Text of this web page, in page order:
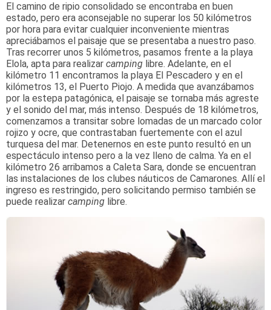
El camino de ripio consolidado se encontraba en buen
estado, pero era aconsejable no superar los 50 kilómetros
por hora para evitar cualquier inconveniente mientras
apreciábamos el paisaje que se presentaba a nuestro paso.
Tras recorrer unos 5 kilómetros, pasamos frente a la playa
Elola, apta para realizar camping libre. Adelante, en el
kilómetro 11 encontramos la playa El Pescadero y en el
kilómetros 13, el Puerto Piojo. A medida que avanzábamos
por la estepa patagónica, el paisaje se tornaba más agreste
y el sonido del mar, más intenso. Después de 18 kilómetros,
comenzamos a transitar sobre lomadas de un marcado color
rojizo y ocre, que contrastaban fuertemente con el azul
turquesa del mar. Detenernos en este punto resultó en un
espectáculo intenso pero a la vez lleno de calma. Ya en el
kilómetro 26 arribamos a Caleta Sara, donde se encuentran
las instalaciones de los clubes náuticos de Camarones. Allí el
ingreso es restringido, pero solicitando permiso también se
puede realizar camping libre.